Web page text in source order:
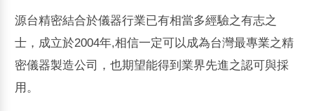
源台精密結合於儀器行業已有相當多經驗之有志之
士，成立於2004年,相信一定可以成為台灣最專業之精
密儀器製造公司，也期望能得到業界先進之認可與採
用。